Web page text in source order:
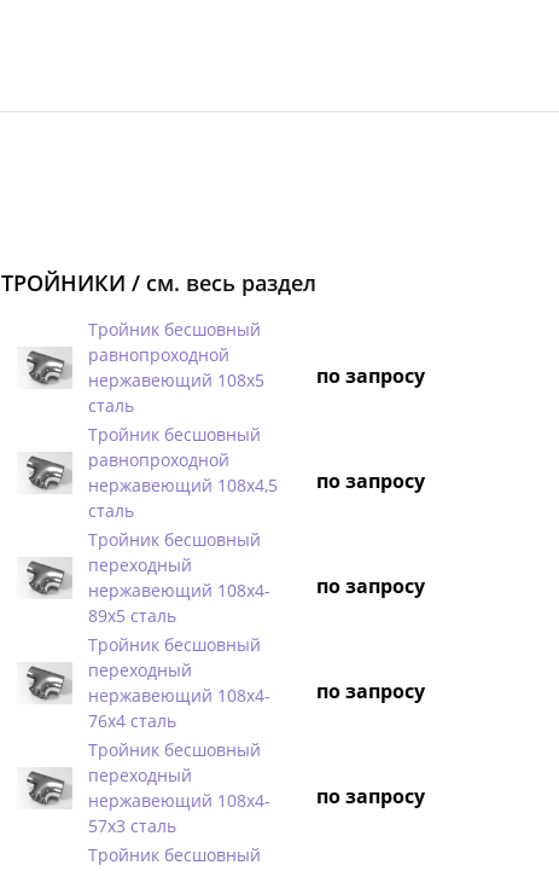
ТРОЙНИКИ / см. весь раздел
Тройник бесшовный
равнопроходной
нержавеющий 108х5
сталь
по запросу
Тройник бесшовный
равнопроходной
нержавеющий 108х4,5
сталь
по запросу
Тройник бесшовный
переходный
нержавеющий 108х4-
89х5 сталь
по запросу
Тройник бесшовный
переходный
нержавеющий 108х4-
76х4 сталь
по запросу
Тройник бесшовный
переходный
нержавеющий 108х4-
57х3 сталь
по запросу
Тройник бесшовный